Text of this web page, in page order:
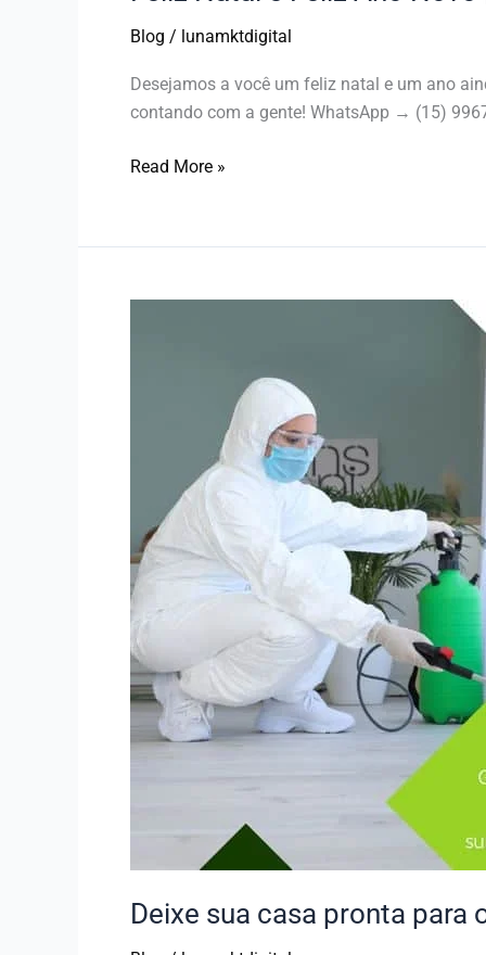
Blog / lunamktdigital
Desejamos a você um feliz natal e um ano
contando com a gente! WhatsApp → (15)
Read More »
Deixe sua casa pronta para
ano